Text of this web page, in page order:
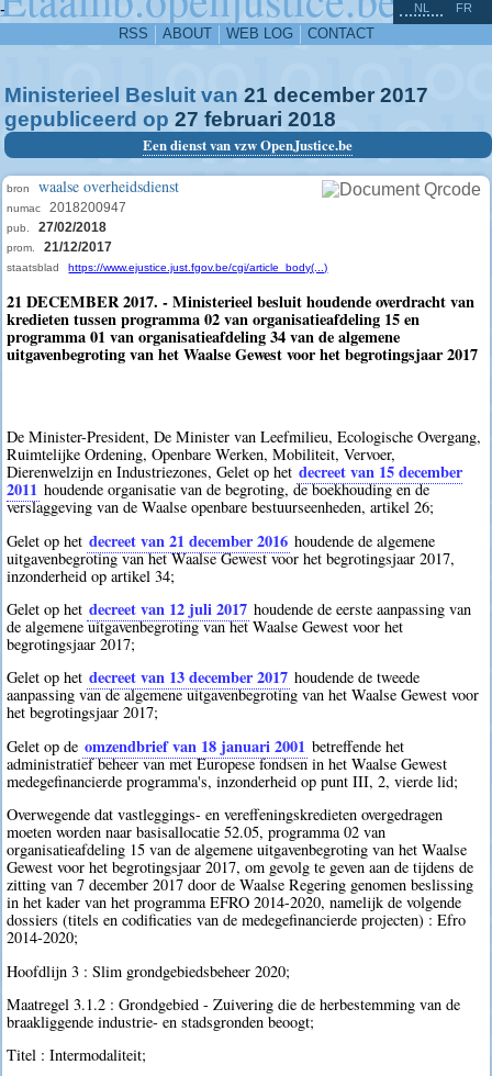
-
RSS ABOUT WEB LOG CONTACT
NL FR
Ministerieel Besluit van 21 december 2017
gepubliceerd op 27 februari 2018
Een dienst van vzw OpenJustice.be
bron waalse overheidsdienst
numac 2018200947
pub. 27/02/2018
prom. 21/12/2017
staatsblad https://www.ejustice.just.fgov.be/cgi/article_body(...)
21 DECEMBER 2017. - Ministerieel besluit houdende overdracht van
kredieten tussen programma 02 van organisatieafdeling 15 en
programma 01 van organisatieafdeling 34 van de algemene
uitgavenbegroting van het Waalse Gewest voor het begrotingsjaar 2017
De Minister-President, De Minister van Leefmilieu, Ecologische Overgang,
Ruimtelijke Ordening, Openbare Werken, Mobiliteit, Vervoer,
Dierenwelzijn en Industriezones, Gelet op het decreet van 15 december
2011 houdende organisatie van de begroting, de boekhouding en de
verslaggeving van de Waalse openbare bestuurseenheden, artikel 26;
Gelet op het decreet van 21 december 2016 houdende de algemene
uitgavenbegroting van het Waalse Gewest voor het begrotingsjaar 2017,
inzonderheid op artikel 34;
Gelet op het decreet van 12 juli 2017 houdende de eerste aanpassing van
de algemene uitgavenbegroting van het Waalse Gewest voor het
begrotingsjaar 2017;
Gelet op het decreet van 13 december 2017 houdende de tweede
aanpassing van de algemene uitgavenbegroting van het Waalse Gewest voor
het begrotingsjaar 2017;
Gelet op de omzendbrief van 18 januari 2001 betreffende het
administratief beheer van met Europese fondsen in het Waalse Gewest
medegefinancierde programma's, inzonderheid op punt III, 2, vierde lid;
Overwegende dat vastleggings- en vereffeningskredieten overgedragen
moeten worden naar basisallocatie 52.05, programma 02 van
organisatieafdeling 15 van de algemene uitgavenbegroting van het Waalse
Gewest voor het begrotingsjaar 2017, om gevolg te geven aan de tijdens de
zitting van 7 december 2017 door de Waalse Regering genomen beslissing
in het kader van het programma EFRO 2014-2020, namelijk de volgende
dossiers (titels en codificaties van de medegefinancierde projecten) : Efro
2014-2020;
Hoofdlijn 3 : Slim grondgebiedsbeheer 2020;
Maatregel 3.1.2 : Grondgebied - Zuivering die de herbestemming van de
braakliggende industrie- en stadsgronden beoogt;
Titel : Intermodaliteit;
^